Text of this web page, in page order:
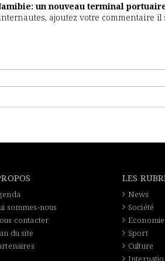
un nouveau terminal
ajoutez votre commentaire il
sommes-nous
contacter
du site
LES
News
Société
Economie
Sport
Culture